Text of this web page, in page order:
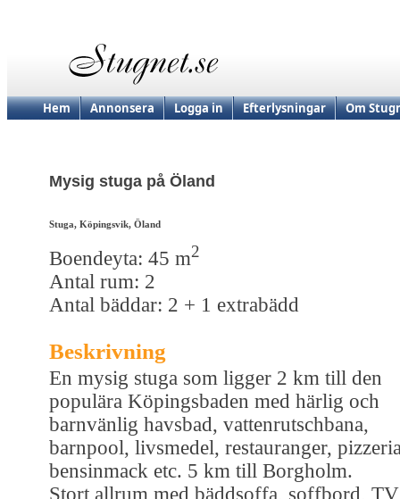
Hem Annonsera Logga in Efterlysningar Om
Mysig stuga på Öland
Stuga, Köpingsvik, Öland
Boendeyta: 45 m2
Antal rum: 2
Antal bäddar: 2 + 1 extrabädd
Beskrivning
En mysig stuga som ligger 2 km till den
populära Köpingsbaden med härlig och
barnvänlig havsbad, vattenrutschbana,
barnpool, livsmedel, restauranger,
bensinmack etc. 5 km till Borgholm.
Stort allrum med bäddsoffa, soffbord, TV